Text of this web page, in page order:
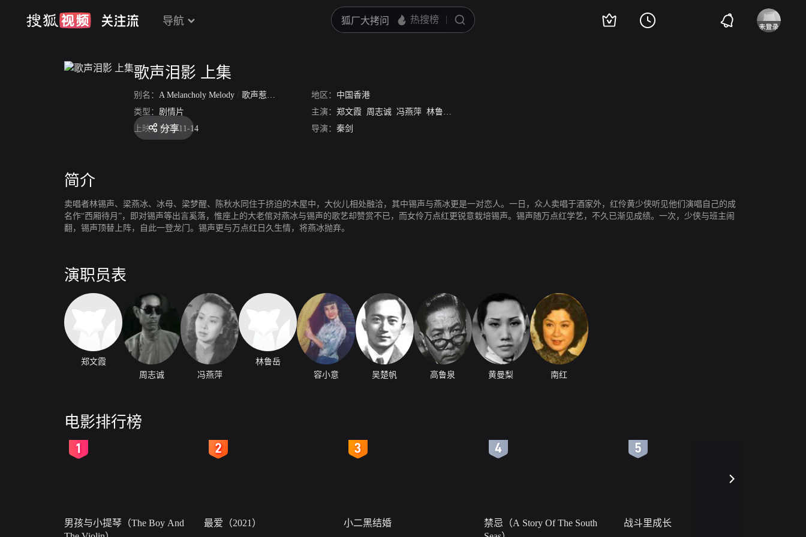
导航
歌声泪影 上集
别名： A Melancholy Melody / 歌声惹情恨 地区： 中国香港
类型： 剧情片 主演： 郑文霞 周志诚 冯燕萍 林鲁岳
上映： 1952-11-14 导演： 秦剑
分享
简介
卖唱者林锡声、梁燕冰、冰母、梁梦醒、陈秋水同住于挤迫的木屋中，大伙儿相处融洽，其中锡声与燕冰更是一对恋人。一日，众人卖唱于酒家外，红伶黄少侠听见他们演唱自己的成
名作“西厢待月”，即对锡声等出言奚落，惟座上的大老倌对燕冰与锡声的歌艺却赞赏不已，而女伶万点红更锐意栽培锡声。锡声随万点红学艺，不久已渐见成绩。一次，少侠与班主闹
翻，锡声顶替上阵，自此一登龙门。锡声更与万点红日久生情，将燕冰抛弃。
演职员表
郑文霞
周志诚
冯燕萍
林鲁岳
容小意
吴楚帆 高鲁泉 黄曼梨 南红
电影排行榜
男孩与小提琴（The Boy And
最爱（2021） 小二黑结婚
禁忌（A Story Of The South
战斗里成长